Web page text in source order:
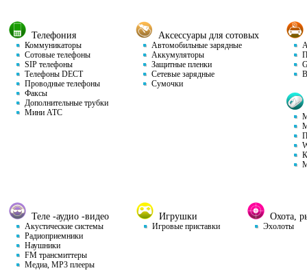
Телефония
Коммуникаторы
Сотовые телефоны
SIP телефоны
Телефоны DECT
Проводные телефоны
Факсы
Дополнительные трубки
Мини АТС
Аксессуары для сотовых
Автомобильные зарядные
Аккумуляторы
Защитные пленки
Сетевые зарядные
Сумочки
Теле -аудио -видео
Акустические системы
Радиоприемники
Наушники
FM трансмиттеры
Медиа, MP3 плееры
Игрушки
Игровые приставки
Охота,
Эхолоты